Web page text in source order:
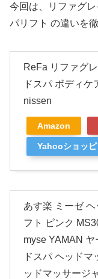
今回は、リファグ
パリフト の違いを
ReFa リファグ
ドスパ ボディケ
nissen
Amazon
Yahooショッ
あす楽 ミーゼ ヘ
フト ピンク
myse YAMAN ヤ
ドスパ ヘッドマ
ッドマッサージ